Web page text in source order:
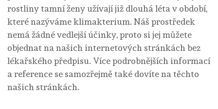
rostliny tamní ženy užívají již dlouhá léta v období,
které nazýváme klimakterium. Náš prostředek
nemá žádné vedlejší účinky, proto si jej můžete
objednat na našich internetových stránkách bez
lékařského předpisu. Více podrobnějších informací
a reference se samozřejmě také dovíte na těchto
našich stránkách.